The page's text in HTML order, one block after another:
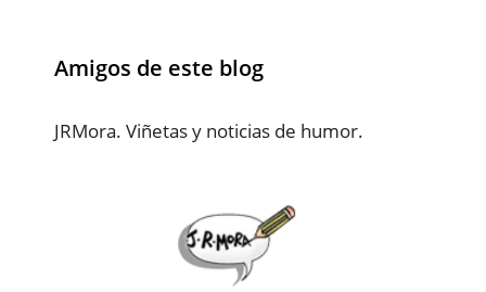
Amigos de este blog
JRMora. Viñetas y noticias de humor.